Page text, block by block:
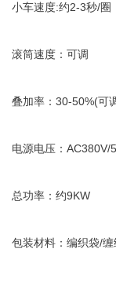
小车速度:约2-3秒/圈
滚筒速度：可调
叠加率：30-50%(可
电源电压：AC380V/
总功率：约9KW
包装材料：编织袋/